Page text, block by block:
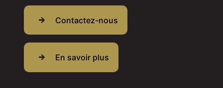
En savoir plus
Contactez-nous